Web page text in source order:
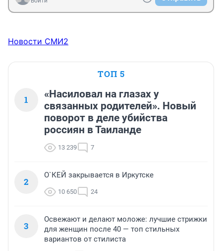
Новости СМИ2
ТОП 5
1
«Насиловал на глазах у
связанных родителей». Новый
поворот в деле убийства
россиян в Таиланде
13 239 7
2
О`КЕЙ закрывается в Иркутске
10 650 24
3
Освежают и делают моложе: лучшие стрижки
для женщин после 40 — топ стильных
вариантов от стилиста